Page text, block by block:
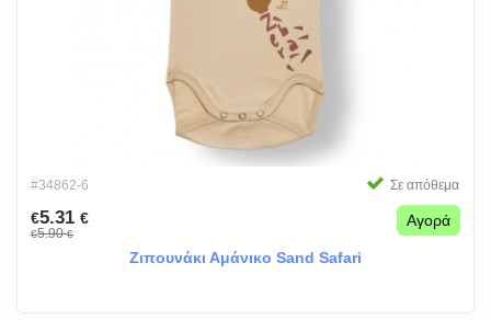
#34862-6 Σε απόθεμα
€5.31 €
€5.90€
Αγορά
Ζιπουνάκι Αμάνικο Sand Safari